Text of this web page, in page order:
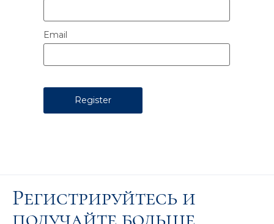
Email
Регистрируйтесь и